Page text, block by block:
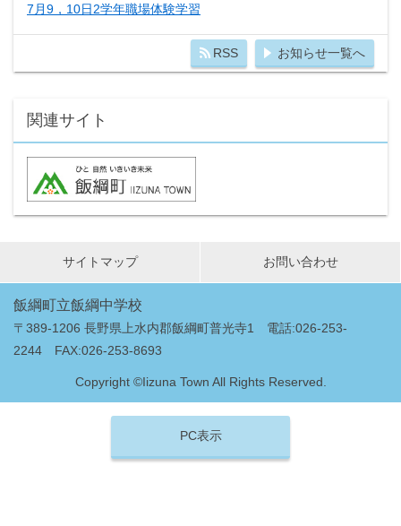
7月9，10日2学年職場体験学習
RSS お知らせ一覧へ
関連サイト
サイトマップ お問い合わせ
飯綱町立飯綱中学校
〒389-1206 長野県上水内郡飯綱町普光寺1 電話:026-253-
2244 FAX:026-253-8693
Copyright ©Iizuna Town All Rights Reserved.
PC表示